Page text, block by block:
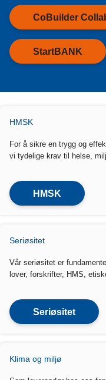
CoBuilder
StartBANK
HMSK
For å sikre en trygg og
vi tydelige krav til helse,
HMSK
Seriøsitet
Vår seriøsitet er
lover, forskrifter, HMS,
Seriøsitet
Klima og miljø